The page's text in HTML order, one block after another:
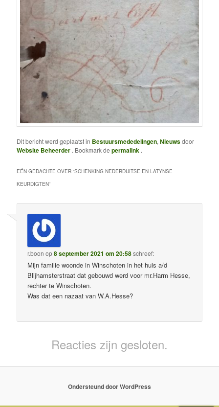
Dit bericht werd geplaatst in Bestuursmededelingen,Nieuwsdoor
Website Beheerder . Bookmark depermalink .
EÉN GEDACHTE OVER “SCHENKING NEDERDUITSE EN LATYNSE
KEURDIGTEN”
r.boon op8 september 2021 om 20:58schreef:
Mijn familie woonde in Winschoten in het huis a/d
Blijhamsterstraat dat gebouwd werd voor mr.Harm Hesse,
rechter te Winschoten.
Was dat een nazaat van W.A.Hesse?
Reacties zijn gesloten.
Ondersteund door WordPress